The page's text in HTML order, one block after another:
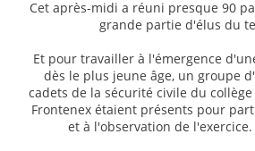
Cet après-midi a réuni presque 90
grande partie d'élus du
Et pour travailler à l'émergence
dès le plus jeune âge, un groupe
cadets de la sécurité civile du collège
Frontenex étaient présents pour
et à l'observation de l'exercice.